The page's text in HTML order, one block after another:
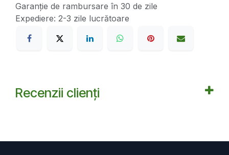
Garanție de rambursare în 30 de zile
Expediere: 2-3 zile lucrătoare
Recenzii clienți